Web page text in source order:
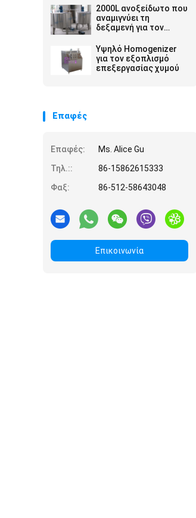
2000L ανοξείδωτο που
αναμιγνύει τη
δεξαμενή για τον
επεξεργασίας χυμού
Υψηλό Homogenizer
για τον εξοπλισμό
επεξεργασίας χυμού
Επαφές
Επαφές:
Ms. Alice Gu
Τηλ.::
86-15862615333
Φαξ:
86-512-58643048
Επικοινωνία